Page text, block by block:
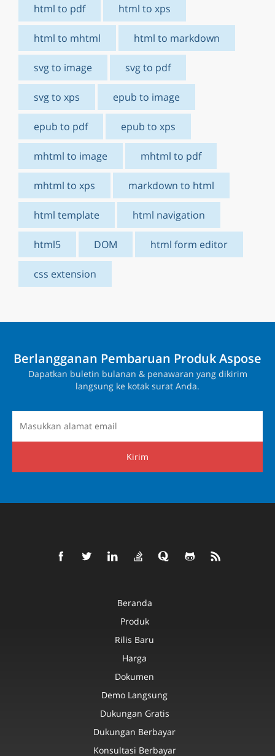
html to pdf html to xps
html to mhtml html to markdown
svg to image svg to pdf
svg to xps epub to image
epub to pdf epub to xps
mhtml to image mhtml to pdf
mhtml to xps markdown to html
html template html navigation
html5 DOM html form editor
css extension
Berlangganan Pembaruan Produk Aspose
Dapatkan buletin bulanan & penawaran yang dikirim
langsung ke kotak surat Anda.
Kirim
Beranda
Produk
Rilis Baru
Harga
Dokumen
Demo Langsung
Dukungan Gratis
Dukungan Berbayar
Konsultasi Berbayar